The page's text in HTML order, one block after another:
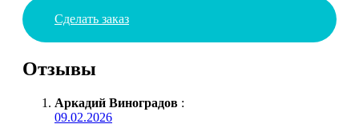
Сделать заказ
Отзывы
Аркадий Виноградов :
09.02.2026